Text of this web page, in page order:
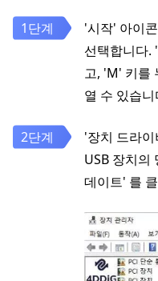
'시작' 아이
선택합니다.
고, 'M' 키를
열 수 있습니
'장치 드라
USB 장치의
데이트' 를